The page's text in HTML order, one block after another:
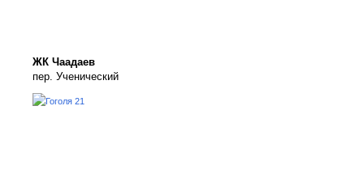
ЖК Чаадаев
пер. Ученический